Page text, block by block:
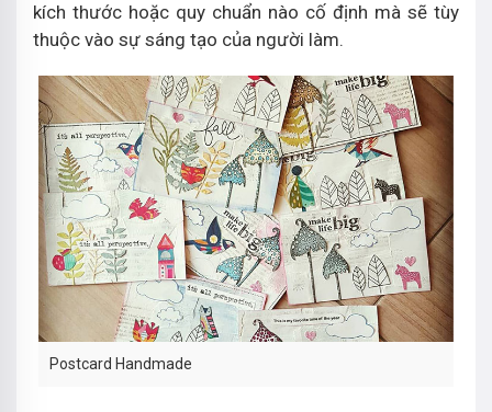
kích thước hoặc quy chuẩn nào cố định mà sẽ tùy
thuộc vào sự sáng tạo của người làm.
Postcard Handmade